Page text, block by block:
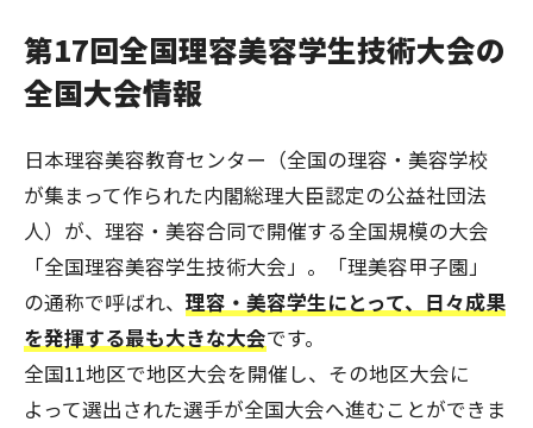
第17回全国理容美容学生技術大会の
全国大会情報
日本理容美容教育センター（全国の理容・美容学校
が集まって作られた内閣総理大臣認定の公益社団法
人）が、理容・美容合同で開催する全国規模の大会
「全国理容美容学生技術大会」。「理美容甲子園」
の通称で呼ばれ、理容・美容学生にとって、日々成果
を発揮する最も大きな大会です。
全国11地区で地区大会を開催し、その地区大会に
よって選出された選手が全国大会へ進むことができま